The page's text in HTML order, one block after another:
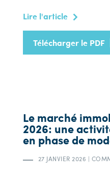
Lire l'article
Télécharger le PDF
Le marché
2026: une
en phase de
27 JANVIER 2026 |